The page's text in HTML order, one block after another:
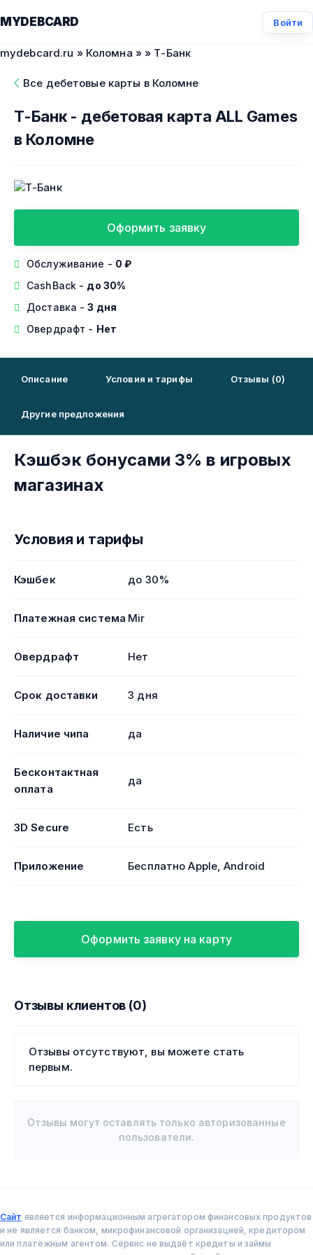
MYDEBCARD Войти
mydebcard.ru » Коломна »» Т-Банк
Все дебетовые карты в Коломне
Т-Банк - дебетовая карта ALL Games
в Коломне
Оформить заявку
Обслуживание - 0 ₽
CashBack - до 30%
Доставка -3 дня
Овердрафт - Нет
Описание Условия и тарифы Отзывы (0)
Другие предложения
Кэшбэк бонусами 3% в игровых
магазинах
Условия и тарифы
Кэшбек до 30%
Платежная система Mir
Овердрафт Нет
Срок доставки 3 дня
Наличие чипа да
Бесконтактная
оплата
да
3D Secure Есть
Приложение Бесплатно Apple, Android
Оформить заявку на карту
Отзывы клиентов (0)
Отзывы отсутствуют, вы можете стать
первым.
Отзывы могут оставлять только авторизованные
пользователи.
Сайт является информационным агрегатором финансовых продуктов
и не является банком, микрофинансовой организацией, кредитором
или платёжным агентом. Сервис не выдаёт кредиты и займы